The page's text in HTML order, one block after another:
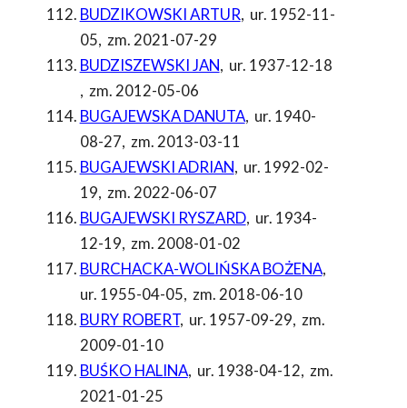
BUDZIKOWSKI ARTUR, ur. 1952-11-
05, zm. 2021-07-29
BUDZISZEWSKI JAN, ur. 1937-12-18
, zm. 2012-05-06
BUGAJEWSKA DANUTA, ur. 1940-
08-27, zm. 2013-03-11
BUGAJEWSKI ADRIAN, ur. 1992-02-
19, zm. 2022-06-07
BUGAJEWSKI RYSZARD, ur. 1934-
12-19, zm. 2008-01-02
BURCHACKA-WOLIŃSKA BOŻENA,
ur. 1955-04-05, zm. 2018-06-10
BURY ROBERT, ur. 1957-09-29, zm.
2009-01-10
BUŚKO HALINA, ur. 1938-04-12, zm.
2021-01-25